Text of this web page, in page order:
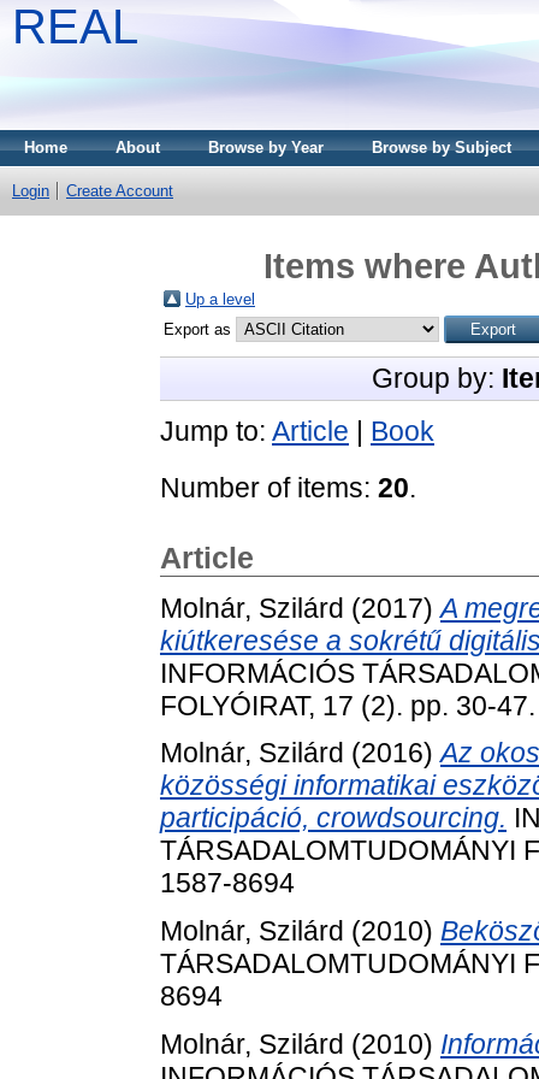
REAL
Home About Browse by Year Browse by Subject
Login Create Account
Items where
Up a level
Export as
Group by:
Jump to: Article | Book
Number of items: 20.
Article
Molnár, Szilárd (2017)A
kiútkeresése a sokrétű
INFORMÁCIÓS
FOLYÓIRAT, 17 (2). pp. 30-
Molnár, Szilárd (2016)Az
közösségi informatikai
participáció, crowdsourcing.
TÁRSADALOMTUDOMÁNYI
1587-8694
Molnár, Szilárd (2010)
TÁRSADALOMTUDOMÁNYI
8694
Molnár, Szilárd (2010)